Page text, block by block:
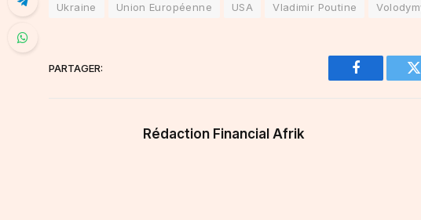
Ukraine
Union Européenne USA Vladimir Poutine
PARTAGER:
Facebook
Rédaction Financial Afrik